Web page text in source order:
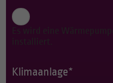
Es wird eine
installiert.
Klimaanlage*